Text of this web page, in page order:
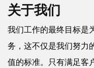
关于我们
我们工作的最终目标是
务，这不仅是我们努力
值的标准。只有满足客